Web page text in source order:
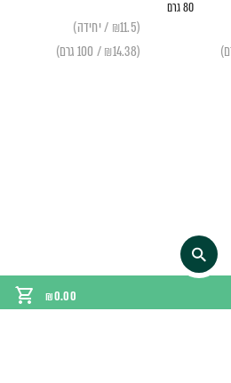
80 גרם
(₪11.5 / יחידה)
(₪14.38 / 100 גרם)
₪0.00